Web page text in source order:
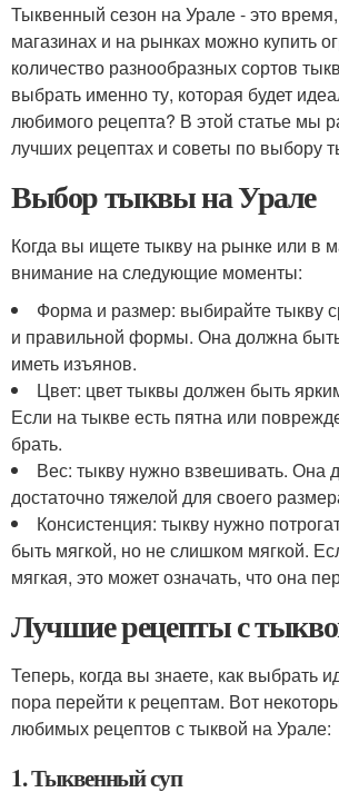
Тыквенный сезон на Урале - это время,
магазинах и на рынках можно купить
количество разнообразных сортов
выбрать именно ту, которая будет
любимого рецепта? В этой статье мы
лучших рецептах и советы по выбору
Выбор тыквы на Урале
Когда вы ищете тыкву на рынке или в
внимание на следующие моменты:
Форма и размер: выбирайте тыкву
и правильной формы. Она должна
иметь изъянов.
Цвет: цвет тыквы должен быть
Если на тыкве есть пятна или
брать.
Вес: тыкву нужно взвешивать. Она
достаточно тяжелой для своего
Консистенция: тыкву нужно
быть мягкой, но не слишком мягкой.
мягкая, это может означать, что она
Лучшие рецепты с
Теперь, когда вы знаете, как выбрать
пора перейти к рецептам. Вот
любимых рецептов с тыквой на Урале:
1. Тыквенный суп